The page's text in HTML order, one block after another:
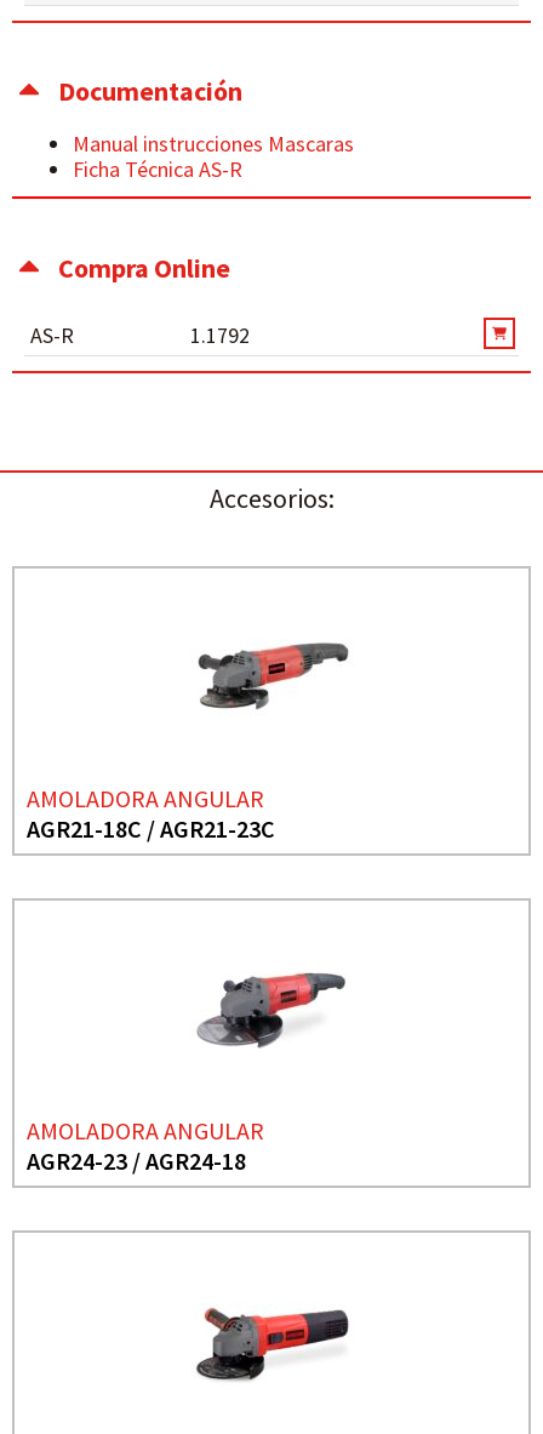
Documentación
Manual instrucciones Mascaras
Ficha Técnica AS-R
Compra Online
AS-R 1.1792
Accesorios:
AMOLADORA ANGULAR
AGR21-18C / AGR21-23C
AMOLADORA ANGULAR
AGR24-23 / AGR24-18